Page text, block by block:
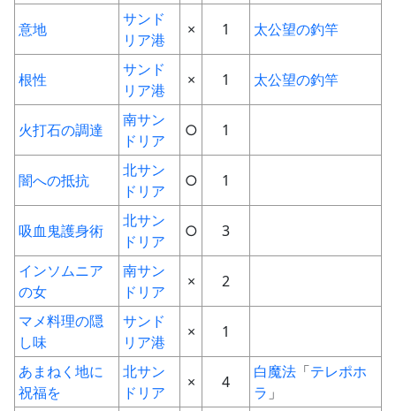
意地
サンド
リア港
× 1 太公望の釣竿
根性
サンド
リア港
× 1 太公望の釣竿
火打石の調達
南サン
ドリア
○ 1
闇への抵抗
北サン
ドリア
○ 1
吸血鬼護身術
北サン
ドリア
○ 3
インソムニア
の女
南サン
ドリア
× 2
マメ料理の隠
し味
サンド
リア港
× 1
あまねく地に
祝福を
北サン
ドリア
× 4
白魔法 「テレポホ
ラ 」